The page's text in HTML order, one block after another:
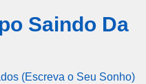
Saindo Da
(Escreva o Seu Sonho)